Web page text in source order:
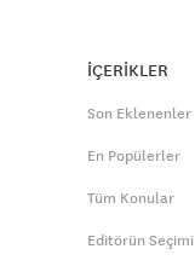
İÇERİKLER
Son Eklenenler
En Popülerler
Tüm Konular
Editörün Seçimi